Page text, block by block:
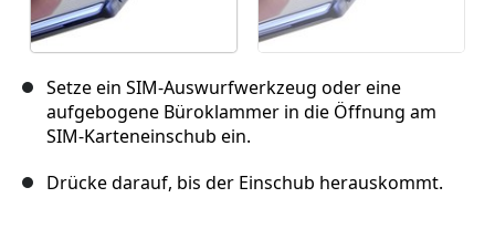
Setze ein SIM-Auswurfwerkzeug oder eine
aufgebogene Büroklammer in die Öffnung am
SIM-Karteneinschub ein.
Drücke darauf, bis der Einschub herauskommt.